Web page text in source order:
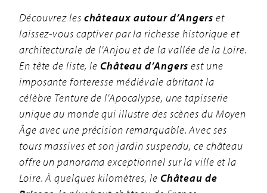
Découvrez les châteaux autour d’Angers et
laissez-vous captiver par la richesse historique et
architecturale de l’Anjou et de la vallée de la Loire.
En tête de liste, le Château d’Angers est une
imposante forteresse médiévale abritant la
célèbre Tenture de l’Apocalypse, une tapisserie
unique au monde qui illustre des scènes du Moyen
Âge avec une précision remarquable. Avec ses
tours massives et son jardin suspendu, ce château
offre un panorama exceptionnel sur la ville et la
Loire. À quelques kilomètres, le Château de